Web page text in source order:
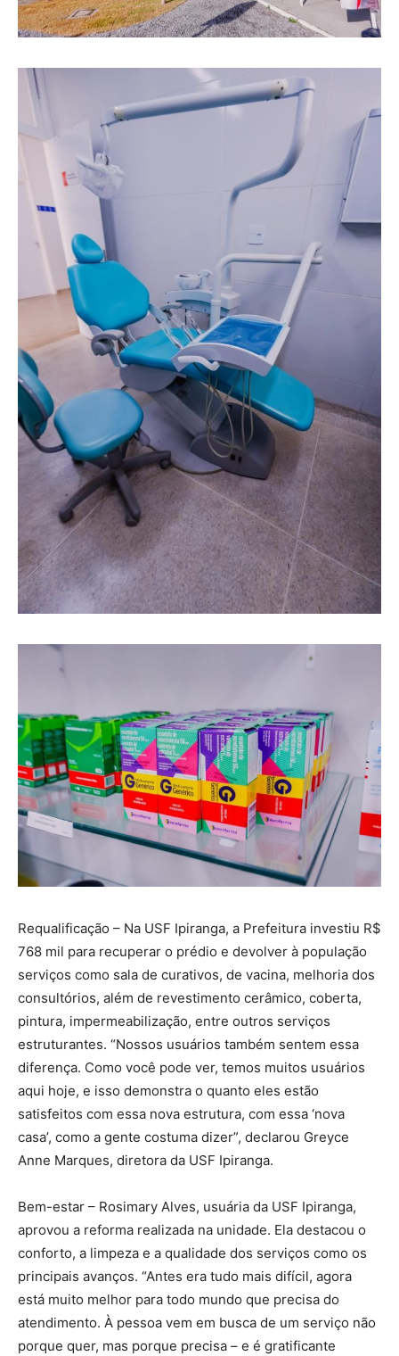
Requalificação – Na USF Ipiranga, a Prefeitura investiu R$
768 mil para recuperar o prédio e devolver à população
serviços como sala de curativos, de vacina, melhoria dos
consultórios, além de revestimento cerâmico, coberta,
pintura, impermeabilização, entre outros serviços
estruturantes. “Nossos usuários também sentem essa
diferença. Como você pode ver, temos muitos usuários
aqui hoje, e isso demonstra o quanto eles estão
satisfeitos com essa nova estrutura, com essa ‘nova
casa’, como a gente costuma dizer”, declarou Greyce
Anne Marques, diretora da USF Ipiranga.
Bem-estar – Rosimary Alves, usuária da USF Ipiranga,
aprovou a reforma realizada na unidade. Ela destacou o
conforto, a limpeza e a qualidade dos serviços como os
principais avanços. “Antes era tudo mais difícil, agora
está muito melhor para todo mundo que precisa do
atendimento. À pessoa vem em busca de um serviço não
porque quer, mas porque precisa – e é gratificante